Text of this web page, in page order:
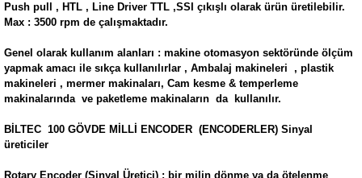
Push pull , HTL , Line Driver TTL ,SSI çıkışlı olarak ürün üretilebilir.
Max : 3500 rpm de çalışmaktadır.
Genel olarak kullanım alanları : makine otomasyon sektöründe ölçüm
yapmak amacı ile sıkça kullanılırlar , Ambalaj makineleri , plastik
makineleri , mermer makinaları, Cam kesme & temperleme
makinalarında ve paketleme makinaların da kullanılır.
BİLTEC 100 GÖVDE MİLLİ ENCODER (ENCODERLER) Sinyal
üreticiler
Rotary Encoder (Sinyal Üretici) : bir milin dönme ya da ötelenme